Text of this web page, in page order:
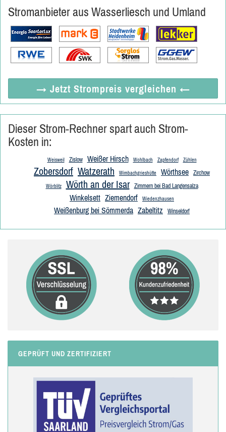
Stromanbieter aus Wasserliesch und Umland
→ Jetzt Strompreis vergleichen ←
Dieser Strom-Rechner spart auch Strom-
Kosten in:
Weisweil Zislow Weißer Hirsch Wohlbach Zapfendorf Zühlen
Zobersdorf Watzerath Wimbachgrieshütte Wörthsee Zirchow
Wörblitz Wörth an der Isar Zimmern bei Bad Langensalza
Winkelsett Ziemendorf Wiedenzhausen
Weißenburg bei Sömmerda Zabeltitz Winseldorf
GEPRÜFT UND ZERTIFIZIERT